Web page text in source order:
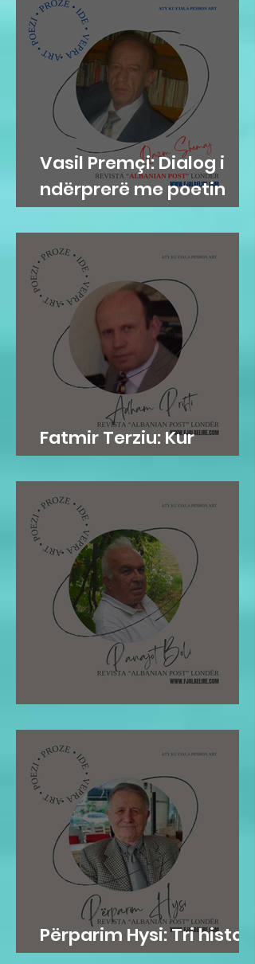
Vasil Premçi: Dialog i
ndërprerë me poetin
Qazim Shemaj
Fatmir Terziu: Kur
mirësia është në gen
Pano Boli: STOLI I POETIT
Përparim Hysi: Tri histori